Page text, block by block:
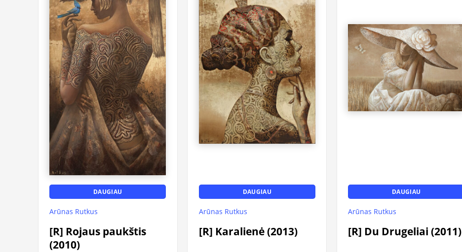
DAUGIAU
Arūnas Rutkus
[R] Rojaus paukštis
(2010)
DAUGIAU
Arūnas Rutkus
[R] Karalienė (2013)
DAUGIAU
Arūnas Rutkus
[R] Du Drugeliai (2011)